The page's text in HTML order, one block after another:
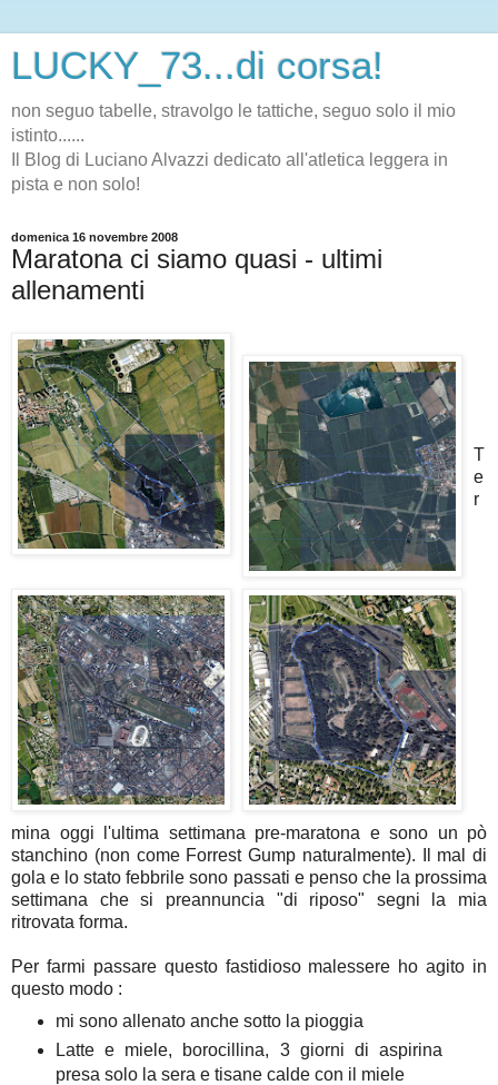
LUCKY_73...di corsa!
non seguo tabelle, stravolgo le tattiche, seguo solo il mio
istinto......
Il Blog di Luciano Alvazzi dedicato all'atletica leggera in
pista e non solo!
domenica 16 novembre 2008
Maratona ci siamo quasi - ultimi
allenamenti
T
e
r
mina oggi l'ultima settimana pre-maratona e sono un pò
stanchino (non come Forrest Gump naturalmente). Il mal di
gola e lo stato febbrile sono passati e penso che la prossima
settimana che si preannuncia "di riposo" segni la mia
ritrovata forma.
Per farmi passare questo fastidioso malessere ho agito in
questo modo :
mi sono allenato anche sotto la pioggia
Latte e miele, borocillina, 3 giorni di aspirina
presa solo la sera e tisane calde con il miele